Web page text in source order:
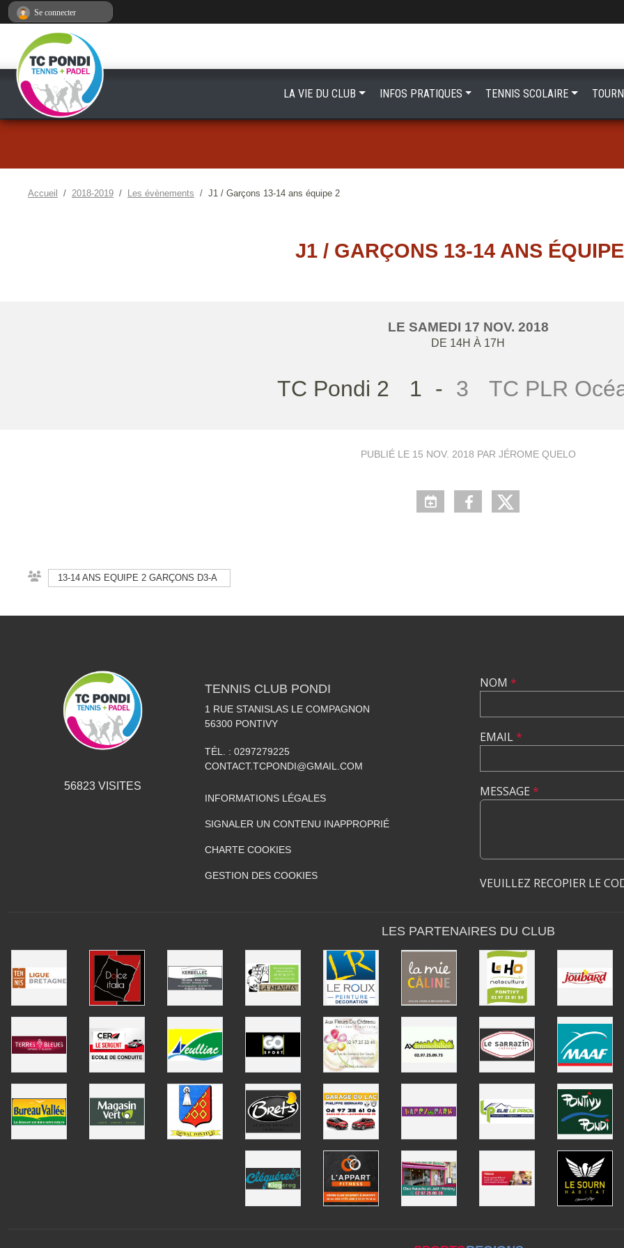
Accueil 2018-2019 Les évènements J1 / Garçons 13-14 ans équipe 2
J1 / GARÇONS 13-14 ANS
LE SAMEDI 17 NOV. 2018
DE 14H À 17H
TC Pondi 2 1 - 3 TC PLR
PUBLIÉ LE 15 NOV. 2018 PAR JÉROME QUELO
13-14 ANS EQUIPE 2 GARÇONS D3-A
LA VIE DU CLUB INFOS PRATIQUES TENNIS SCOLAIRE
56823VISITES
TENNIS CLUB PONDI
1 RUE STANISLAS LE COMPAGNON
56300 PONTIVY
TÉL. : 0297279225
CONTACT.TCPONDI@GMAIL.COM
INFORMATIONS LÉGALES
SIGNALER UN CONTENU INAPPROPRIÉ
CHARTE COOKIES
GESTION DES COOKIES
NOM *
EMAIL*
MESSAGE *
VEUILLEZ RECOPIER LE
LES PARTENAIRES DU CLUB
Se connecter
Panneau de gestion des cookies